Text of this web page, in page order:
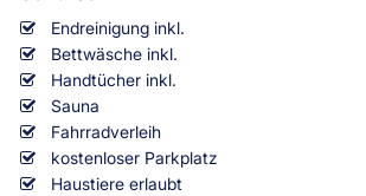
Endreinigung inkl.
Bettwäsche inkl.
Handtücher inkl.
Sauna
Fahrradverleih
kostenloser Parkplatz
Haustiere erlaubt